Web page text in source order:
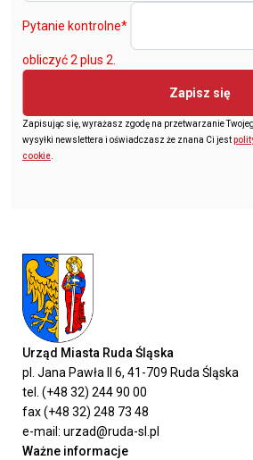
Pytanie kontrolne*
obliczyć 2 plus 2.
Zapisz się
Zapisując się, wyrażasz zgodę na przetwarzanie
wysyłki newslettera i oświadczasz że znana Ci jest
cookie.
Urząd Miasta Ruda Śląska
pl. Jana Pawła II 6, 41-709 Ruda Śląska
tel. (+48 32) 244 90 00
fax (+48 32) 248 73 48
e-mail: urzad@ruda-sl.pl
Ważne informacje